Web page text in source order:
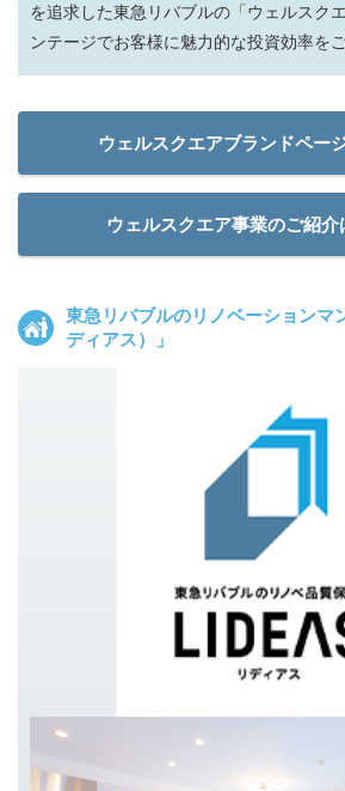
を追求した東急リバブルの「ウェルスク
ンテージでお客様に魅力的な投資効率を
ウェルスクエアブランドペー
ウェルスクエア事業のご紹介
東急リバブルのリノベーションマ
ディアス）」